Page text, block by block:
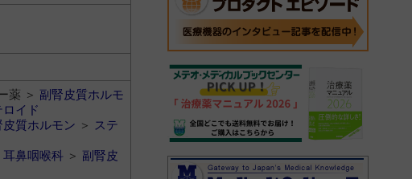
薬 ＞ 副腎皮質ホルモ
イド
皮質ホルモン ＞ ステ
耳鼻咽喉科 ＞ 副腎皮